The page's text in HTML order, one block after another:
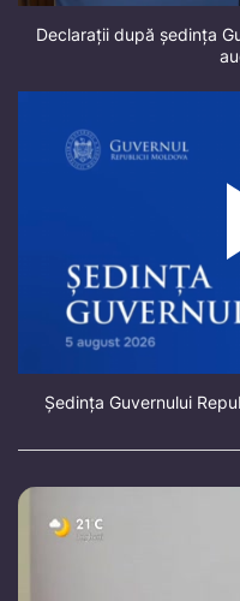
Declarații după ședința
Ședința Guvernului